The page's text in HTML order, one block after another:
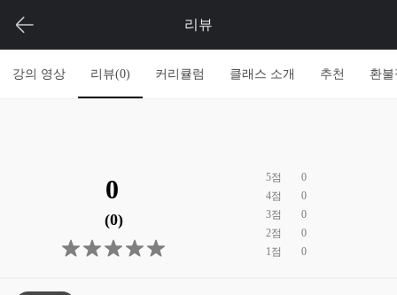
리뷰
강의 영상 리뷰(0) 커리큘럼 클래스 소개 추천 환
0
(0)
5점
0
4점
0
3점
0
2점
0
1점 0